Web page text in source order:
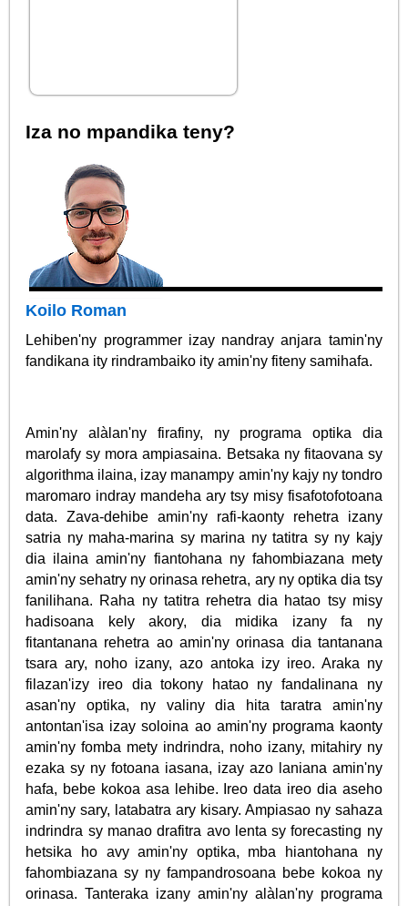
Iza no mpandika teny?
Koilo Roman
Lehiben'ny programmer izay nandray anjara tamin'ny
fandikana ity rindrambaiko ity amin'ny fiteny samihafa.
Amin'ny alàlan'ny firafiny, ny programa optika dia
marolafy sy mora ampiasaina. Betsaka ny fitaovana sy
algorithma ilaina, izay manampy amin'ny kajy ny tondro
maromaro indray mandeha ary tsy misy fisafotofotoana
data. Zava-dehibe amin'ny rafi-kaonty rehetra izany
satria ny maha-marina sy marina ny tatitra sy ny kajy
dia ilaina amin'ny fiantohana ny fahombiazana mety
amin'ny sehatry ny orinasa rehetra, ary ny optika dia tsy
fanilihana. Raha ny tatitra rehetra dia hatao tsy misy
hadisoana kely akory, dia midika izany fa ny
fitantanana rehetra ao amin'ny orinasa dia tantanana
tsara ary, noho izany, azo antoka izy ireo. Araka ny
filazan'izy ireo dia tokony hatao ny fandalinana ny
asan'ny optika, ny valiny dia hita taratra amin'ny
antontan'isa izay soloina ao amin'ny programa kaonty
amin'ny fomba mety indrindra, noho izany, mitahiry ny
ezaka sy ny fotoana iasana, izay azo laniana amin'ny
hafa, bebe kokoa asa lehibe. Ireo data ireo dia aseho
amin'ny sary, latabatra ary kisary. Ampiasao ny sahaza
indrindra sy manao drafitra avo lenta sy forecasting ny
hetsika ho avy amin'ny optika, mba hiantohana ny
fahombiazana sy ny fampandrosoana bebe kokoa ny
orinasa. Tanteraka izany amin'ny alàlan'ny programa